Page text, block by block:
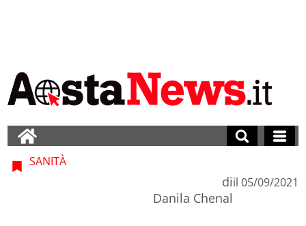
SANITÀ
di
Danila Chenal
il 05/09/2021